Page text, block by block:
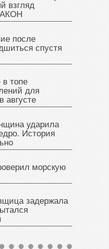
взгляд
после
спустя
топе
для
августе
ударила
История
морскую
задержала